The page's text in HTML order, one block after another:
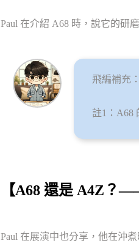
Paul 在介紹 A68 時，說它的研
飛編補充：
註1：A68
【A68 還是 A4Z？
Paul 在展演中也分享，他在沖